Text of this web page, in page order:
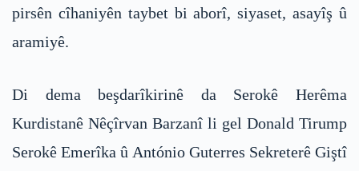
pirsên cîhaniyên taybet bi aborî, siyaset, asayîş û
aramiyê.
Di dema beşdarîkirinê da Serokê Herêma
Kurdistanê Nêçîrvan Barzanî li gel Donald Tirump
Serokê Emerîka û António Guterres Sekreterê Giştî